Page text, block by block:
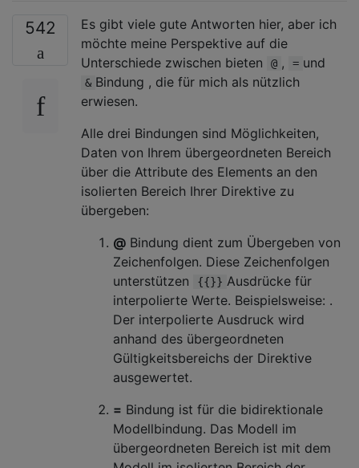
542
Es gibt viele gute Antworten hier, aber ich
möchte meine Perspektive auf die
Unterschiede zwischen bieten
@ , = und
& Bindung , die für mich als nützlich
erwiesen.
Alle drei Bindungen sind Möglichkeiten,
Daten von Ihrem übergeordneten Bereich
über die Attribute des Elements an den
isolierten Bereich Ihrer Direktive zu
übergeben:
@ Bindung dient zum Übergeben von
Zeichenfolgen. Diese Zeichenfolgen
unterstützen
{{}} Ausdrücke für
interpolierte Werte. Beispielsweise: .
Der interpolierte Ausdruck wird
anhand des übergeordneten
Gültigkeitsbereichs der Direktive
ausgewertet.
= Bindung ist für die bidirektionale
Modellbindung. Das Modell im
übergeordneten Bereich ist mit dem